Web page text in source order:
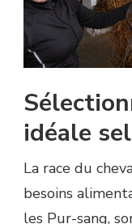
idéale
La race du
besoins
les Pur-sang,